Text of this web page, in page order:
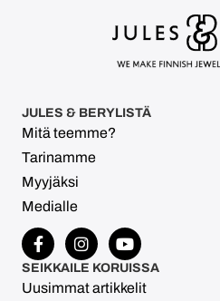
JULES & BERYLISTÄ
Mitä teemme?
Tarinamme
Myyjäksi
Medialle
SEIKKAILE KORUISSA
Uusimmat artikkelit